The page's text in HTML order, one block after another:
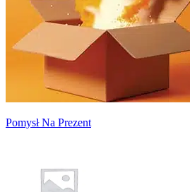
Pomysł Na Prezent